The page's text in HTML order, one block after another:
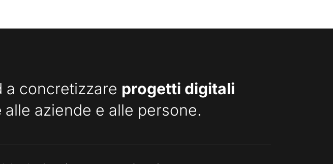
a concretizzare progetti digitali
alle aziende e alle persone.